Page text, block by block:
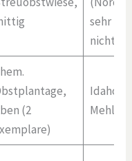
sehr
nicht
(2
Idaho